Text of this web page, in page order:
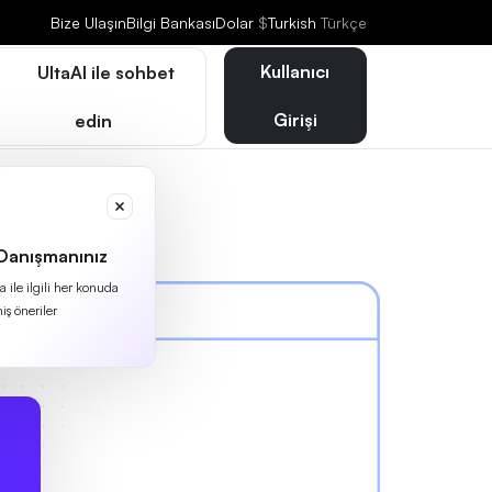
Bize UlaşınBilgi BankasıDolar $Turkish Türkçe
UltaAI ile sohbet
edin
ile ilgili her konuda
öneriler
Kullanıcı
Girişi